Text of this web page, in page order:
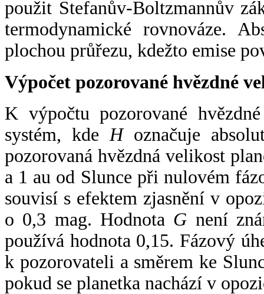
použit Stefanův-Boltzmannův
termodynamické rovnováze.
plochou průřezu, kdežto emise
Výpočet pozorované hvězdné
K výpočtu pozorované
systém, kde Hoznačuje
pozorovaná hvězdná velikost
a 1 au od Slunce při nulovém
souvisí s efektem zjasnění v
o 0,3 mag. Hodnota G není
používá hodnota 0,15. Fázový
k pozorovateli a směrem ke
pokud se planetka nachází v